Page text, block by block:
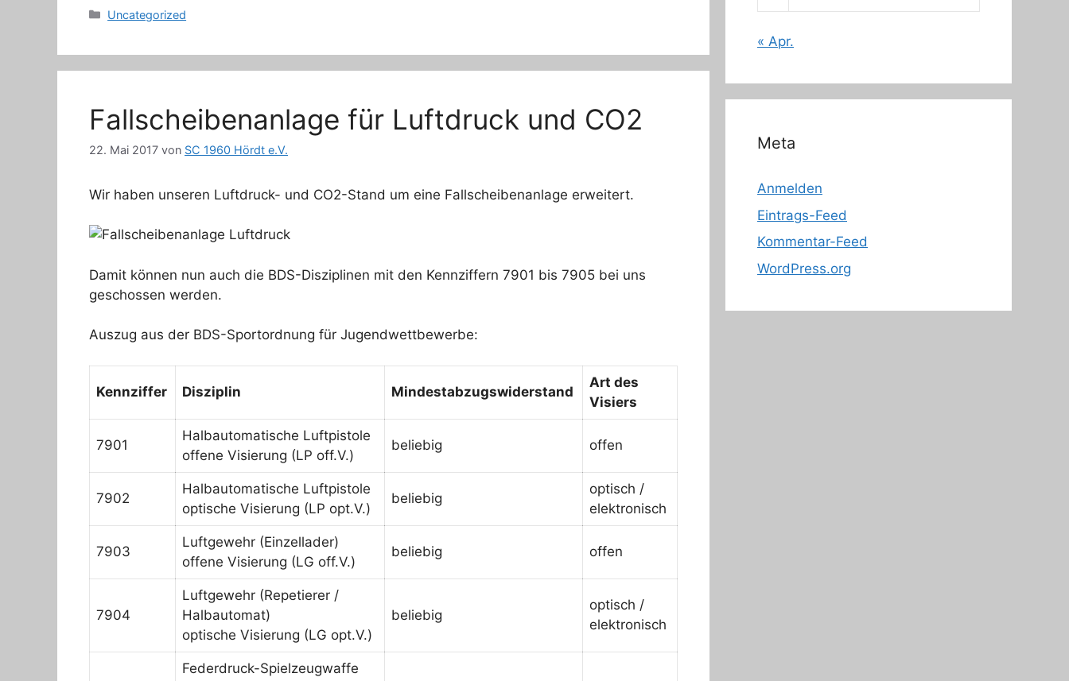
Kategorien
Uncategorized
Fallscheibenanlage für Luftdruck und CO2
22. Mai 2017 von SC 1960 Hördt e.V.
Wir haben unseren Luftdruck- und CO2-Stand um eine Fallscheibenanlage erweitert.
Damit können nun auch die BDS-Disziplinen mit den Kennziffern 7901 bis 7905 bei uns
geschossen werden.
Auszug aus der BDS-Sportordnung für Jugendwettbewerbe:
Kennziffer Disziplin Mindestabzugswiderstand
Art des
Visiers
7901
Halbautomatische Luftpistole
offene Visierung (LP off.V.)
beliebig offen
7902
Halbautomatische Luftpistole
optische Visierung (LP opt.V.)
beliebig
optisch /
elektronisch
7903
Luftgewehr (Einzellader)
offene Visierung (LG off.V.)
beliebig offen
7904
Luftgewehr (Repetierer /
Halbautomat)
optische Visierung (LG opt.V.)
beliebig
optisch /
elektronisch
Federdruck-Spielzeugwaffe
« Apr.
Meta
Anmelden
Eintrags-Feed
Kommentar-Feed
WordPress.org